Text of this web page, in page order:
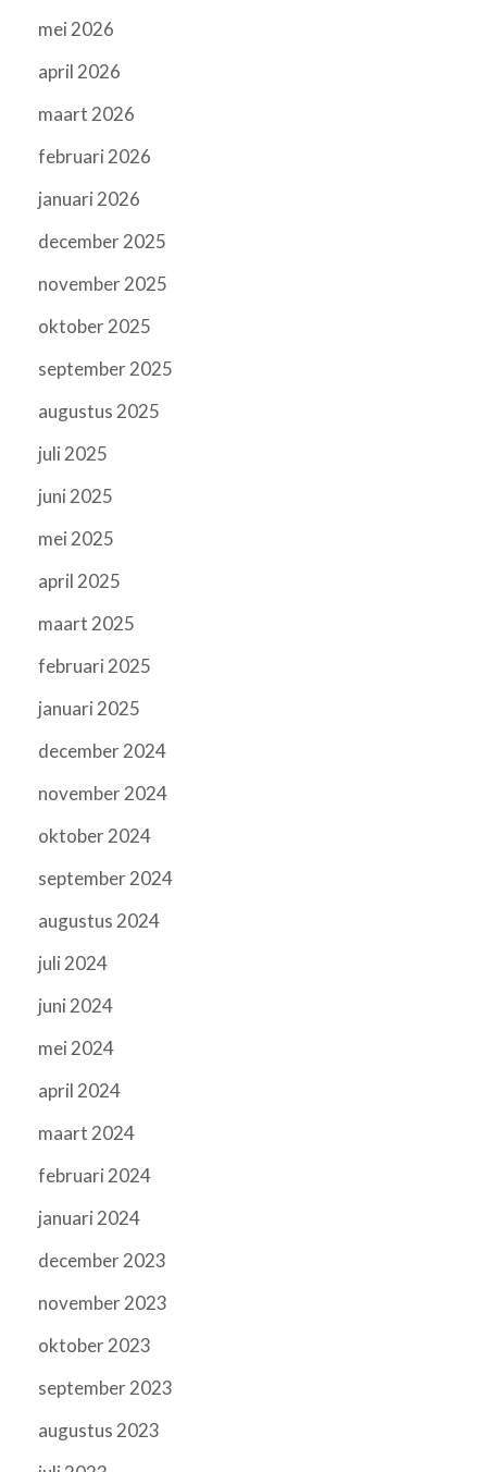
mei 2026
april 2026
maart 2026
februari 2026
januari 2026
december 2025
november 2025
oktober 2025
september 2025
augustus 2025
juli 2025
juni 2025
mei 2025
april 2025
maart 2025
februari 2025
januari 2025
december 2024
november 2024
oktober 2024
september 2024
augustus 2024
juli 2024
juni 2024
mei 2024
april 2024
maart 2024
februari 2024
januari 2024
december 2023
november 2023
oktober 2023
september 2023
augustus 2023